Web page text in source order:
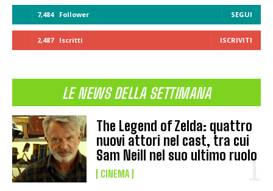
7,484 Follower SEGUI
2,487 Iscritti ISCRIVITI
LE NEWS DELLA SETTIMANA
The Legend of Zelda: quattro
nuovi attori nel cast, tra cui
Sam Neill nel suo ultimo ruolo
CINEMA